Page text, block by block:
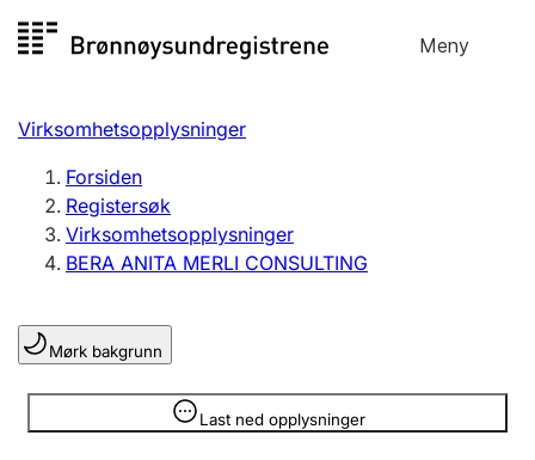
til
Meny
Registersøk
Aksjeselskap
Enkeltpersonforetak
Registrere, endre, slette
Lag og forening
Registrere, endre, slette
Virksomhetsopplysninger
Forsiden
Registersøk
Virksomhetsopplysninger
BERA ANITA MERLI CONSULTING
Mørk bakgrunn
Last ned opplysninger
Opplysninger er skjult